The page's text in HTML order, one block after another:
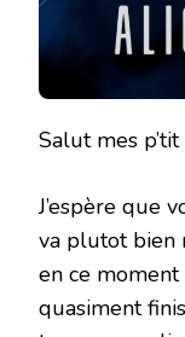
Salut mes p’tit
J’espère que
va plutot bien
en ce
quasiment